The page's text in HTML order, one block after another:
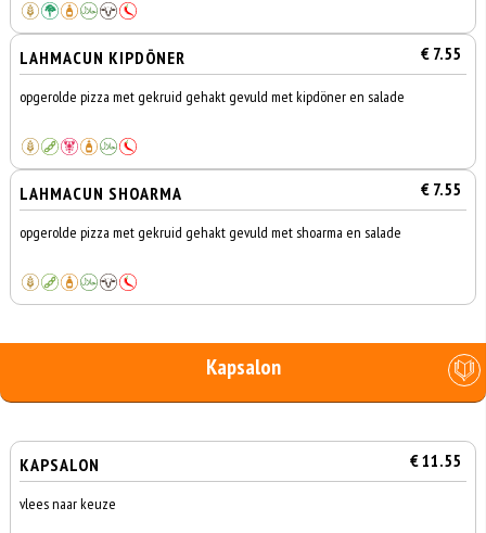
LAHMACUN KIPDÖNER € 7.55
opgerolde pizza met gekruid gehakt gevuld met kipdöner en salade
LAHMACUN SHOARMA € 7.55
opgerolde pizza met gekruid gehakt gevuld met shoarma en salade
Kapsalon
KAPSALON € 11.55
vlees naar keuze